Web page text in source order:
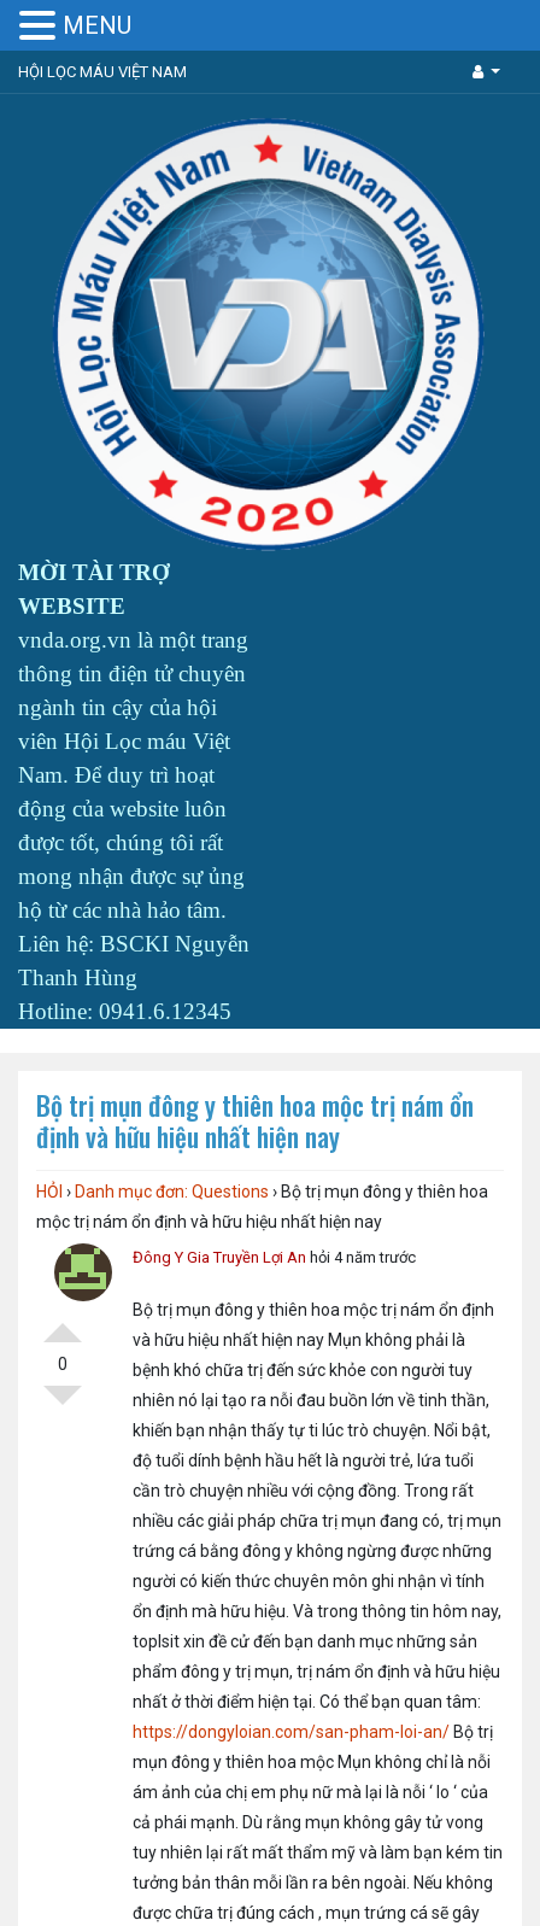
HỘI LỌC MÁU VIỆT NAM
MỜI TÀI TRỢ
WEBSITE
vnda.org.vn là một trang
thông tin điện tử chuyên
ngành tin cậy của hội
viên Hội Lọc máu Việt
Nam. Để duy trì hoạt
động của website luôn
được tốt, chúng tôi rất
mong nhận được sự ủng
hộ từ các nhà hảo tâm.
Liên hệ: BSCKI Nguyễn
Thanh Hùng
Hotline: 0941.6.12345
Bộ trị mụn đông y thiên hoa mộc trị nám ổn
định và hữu hiệu nhất hiện nay
HỎI › Danh mục đơn: Questions › Bộ trị mụn đông y thiên hoa
mộc trị nám ổn định và hữu hiệu nhất hiện nay
0
Đông Y Gia Truyền Lợi An hỏi 4 năm trước
Bộ trị mụn đông y thiên hoa mộc trị nám ổn định
và hữu hiệu nhất hiện nay Mụn không phải là
bệnh khó chữa trị đến sức khỏe con người tuy
nhiên nó lại tạo ra nỗi đau buồn lớn về tinh thần,
khiến bạn nhận thấy tự ti lúc trò chuyện. Nổi bật,
độ tuổi dính bệnh hầu hết là người trẻ, lứa tuổi
cần trò chuyện nhiều với cộng đồng. Trong rất
nhiều các giải pháp chữa trị mụn đang có, trị mụn
trứng cá bằng đông y không ngừng được những
người có kiến thức chuyên môn ghi nhận vì tính
ổn định mà hữu hiệu. Và trong thông tin hôm nay,
toplsit xin đề cử đến bạn danh mục những sản
phẩm đông y trị mụn, trị nám ổn định và hữu hiệu
nhất ở thời điểm hiện tại. Có thể bạn quan tâm:
https://dongyloian.com/san-pham-loi-an/ Bộ trị
mụn đông y thiên hoa mộc Mụn không chỉ là nỗi
ám ảnh của chị em phụ nữ mà lại là nỗi ‘ lo ‘ của
cả phái mạnh. Dù rằng mụn không gây tử vong
tuy nhiên lại rất mất thẩm mỹ và làm bạn kém tin
tưởng bản thân mỗi lần ra bên ngoài. Nếu không
được chữa trị đúng cách , mụn trứng cá sẽ gây
MENU